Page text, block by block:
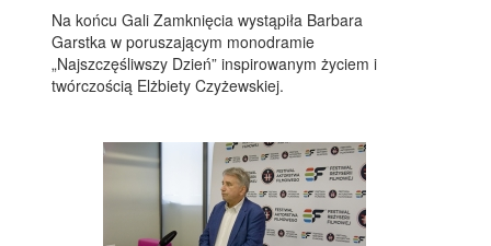
Na końcu Gali Zamknięcia wystąpiła Barbara
Garstka w poruszającym monodramie
„Najszczęśliwszy Dzień” inspirowanym życiem i
twórczością Elżbiety Czyżewskiej.